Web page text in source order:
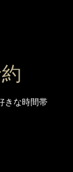
きな時間帯